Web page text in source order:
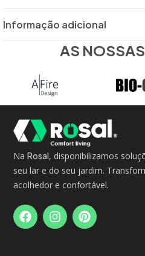
Informação adicional
AS
NaRosal, disponibilizamos
seu lar e do seu jardim.
acolhedor e confortável.